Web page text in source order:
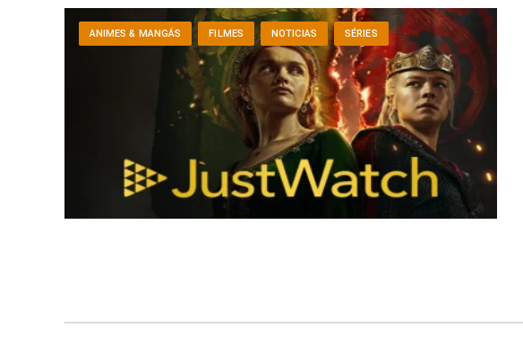
ANIMES & MANGÁS FILMES NOTICIAS SÉRIES